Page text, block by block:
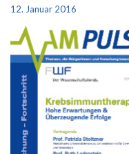
12. Januar 2016